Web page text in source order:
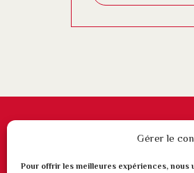
Gérer le
Pour offrir les meilleures expériences,